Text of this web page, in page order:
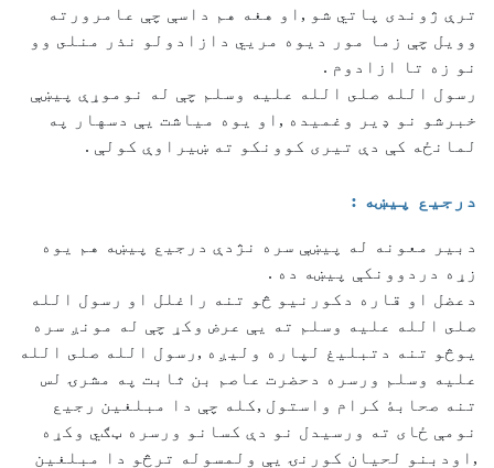
ترې ژوندى پاتي شو ,او هغه هم داسې چې عامرورته
وويل چې زما مور ديوه مريي دازادولو نذر منلى وو
نو زه تا ازادوم .
رسول الله صلى الله عليه وسلم چې له نوموړې پيښې
خبرشو نو ډير وغميده ,او يوه مياشت يې دسهار په
لمانځه كې دې تيرى كوونكو ته ښيراوې كولې .
درجيع پيښه :
دبير معونه له پيښې سره نژدې درجيع پيښه هم يوه
زړه دردوونكې پيښه ده .
دعضل او قاره دكورنيو څو تنه راغلل او رسول الله
صلى الله عليه وسلم ته يې عرض وكړ چې له مونږ سره
يوڅو تنه دتبليغ لپاره وليږه ,رسول الله صلى الله
عليه وسلم ورسره دحضرت عاصم بن ثابت په مشرۍ لس
تنه صحابۀ كرام واستول ,كله چې دا مبلغين رجيع
نومې ځای ته ورسيدل نو دې كسانو ورسره ټګي وكړه
,اودبنو لحيان كورنۍ يې ولمسوله ترڅو دا مبلغين